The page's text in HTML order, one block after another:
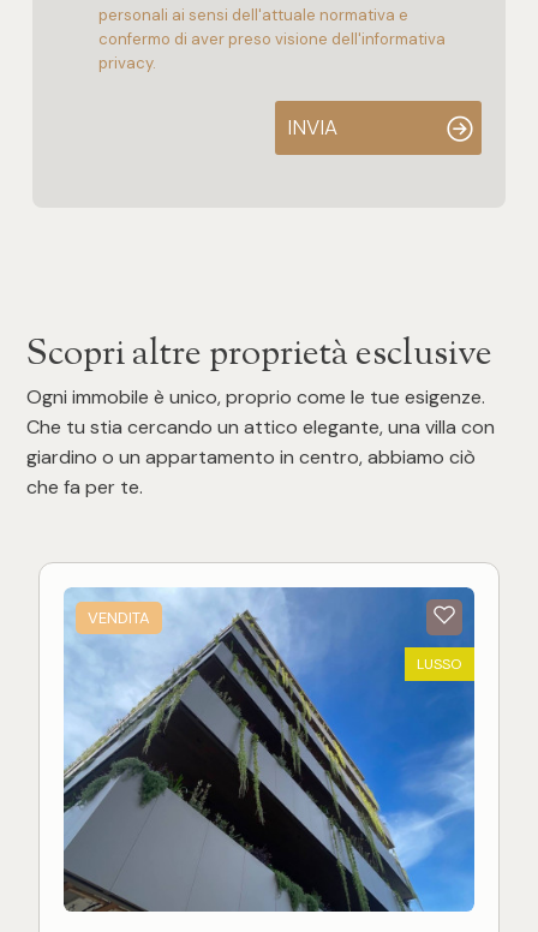
personali ai sensi dell'attuale normativa e
confermo di aver preso visione dell'informativa
privacy.
INVIA
Scopri altre proprietà esclusive
Ogni immobile è unico, proprio come le tue esigenze.
Che tu stia cercando un attico elegante, una villa con
giardino o un appartamento in centro, abbiamo ciò
che fa per te.
VENDITA
LUSSO